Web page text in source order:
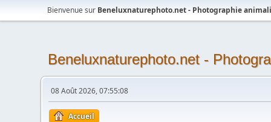
Bienvenue sur Beneluxnaturephoto.net - Photographie
Beneluxnaturephoto.net -
08 Août 2026, 07:55:08
Accueil